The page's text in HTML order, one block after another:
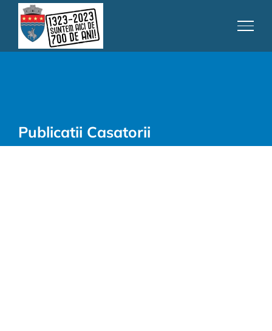
content
Publicatii Casatorii